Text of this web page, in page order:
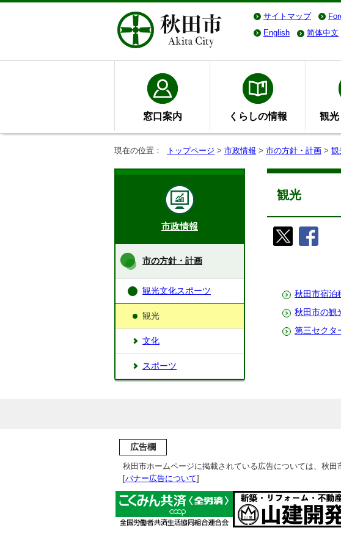
サイトマップ
English
简体中文
窓口案内 くらしの情報 観光
現在の位置： トップページ > 市政情報 > 市の方針・計画 > 観
観光
秋田市宿泊
秋田市の観
第三セクタ
市政情報
市の方針・計画
観光文化スポーツ
観光
文化
スポーツ
広告欄
秋田市ホームページに掲載されている広告については、秋田
[バナー広告について]